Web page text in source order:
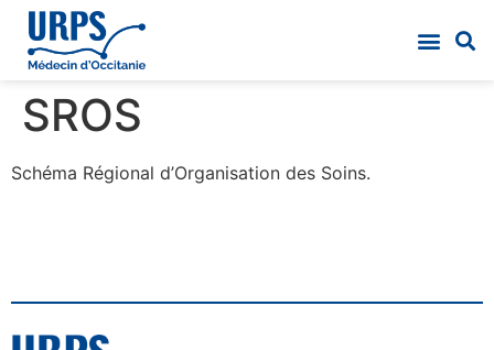
SROS
Schéma Régional d’Organisation des Soins.